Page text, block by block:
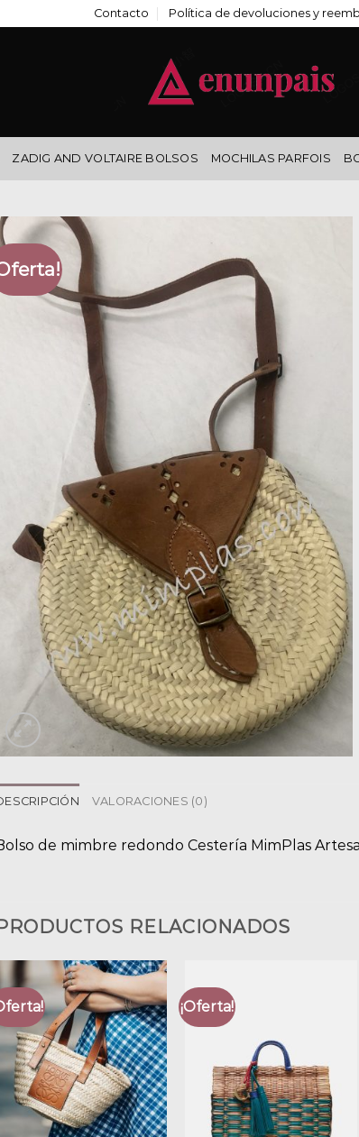
Contacto Política de devoluciones y
ZADIG AND VOLTAIRE BOLSOS MOCHILAS PARFOIS
VALORACIONES (0)
de mimbre redondo Cestería MimPlas
RELACIONADOS
¡Oferta!